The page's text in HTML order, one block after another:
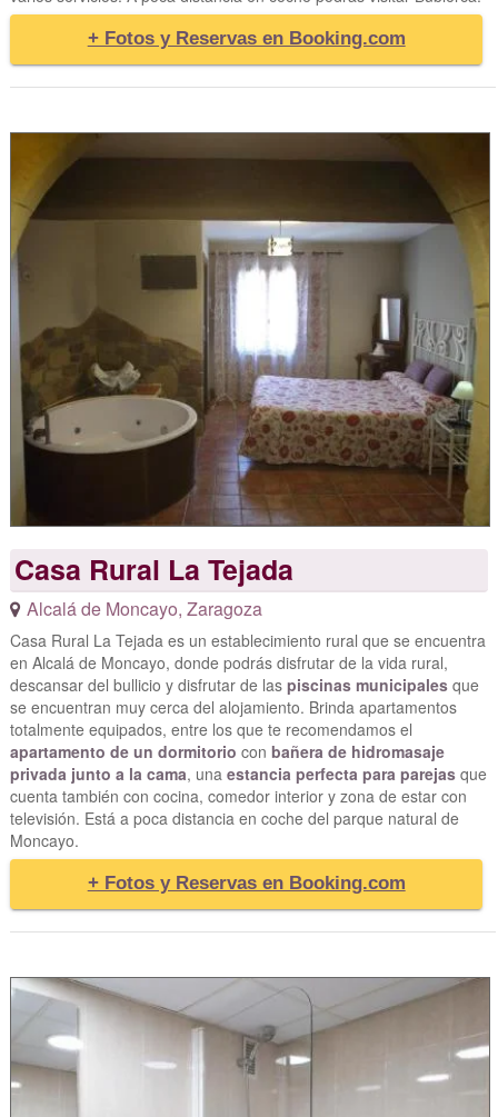
+ Fotos y Reservas en Booking.com
Casa Rural La Tejada
Alcalá de Moncayo, Zaragoza
Casa Rural La Tejada es un establecimiento rural que se encuentra
en Alcalá de Moncayo, donde podrás disfrutar de la vida rural,
descansar del bullicio y disfrutar de las piscinas municipalesque
se encuentran muy cerca del alojamiento. Brinda apartamentos
totalmente equipados, entre los que te recomendamos el
apartamento de un dormitorio con bañera de hidromasaje
privada junto a la cama, una estancia perfecta para parejasque
cuenta también con cocina, comedor interior y zona de estar con
televisión. Está a poca distancia en coche del parque natural de
Moncayo.
+ Fotos y Reservas en Booking.com